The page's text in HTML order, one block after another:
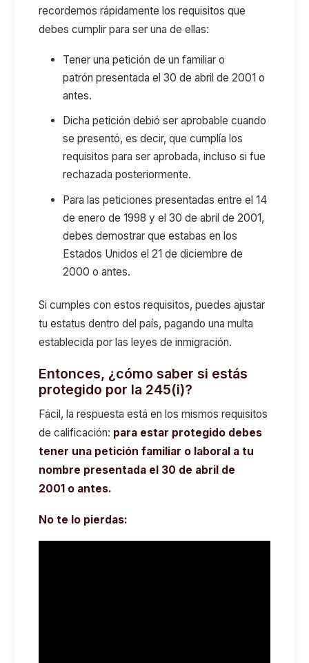
recordemos rápidamente los requisitos que
debes cumplir para ser una de ellas:
Tener una petición de un familiar o
patrón presentada el 30 de abril de 2001 o
antes.
Dicha petición debió ser aprobable cuando
se presentó, es decir, que cumplía los
requisitos para ser aprobada, incluso si fue
rechazada posteriormente.
Para las peticiones presentadas entre el 14
de enero de 1998 y el 30 de abril de 2001,
debes demostrar que estabas en los
Estados Unidos el 21 de diciembre de
2000 o antes.
Si cumples con estos requisitos, puedes ajustar
tu estatus dentro del país, pagando una multa
establecida por las leyes de inmigración.
Entonces, ¿cómo saber si estás
protegido por la 245(i)?
Fácil, la respuesta está en los mismos requisitos
de calificación: para estar protegido debes
tener una petición familiar o laboral a tu
nombre presentada el 30 de abril de
2001 o antes.
No te lo pierdas: